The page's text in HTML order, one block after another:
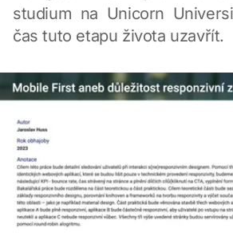
studium na Unicorn
čas tuto etapu života uzavřít.